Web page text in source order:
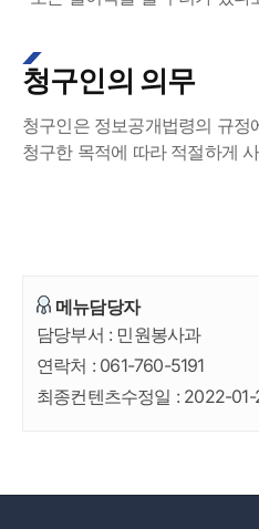
청구인의 의무
청구인은 정보공개법령의 규정
청구한 목적에 따라 적절하게
메뉴담당자
담당부서 : 민원봉사과
연락처 : 061-760-5191
최종컨텐츠수정일 : 2022-01-